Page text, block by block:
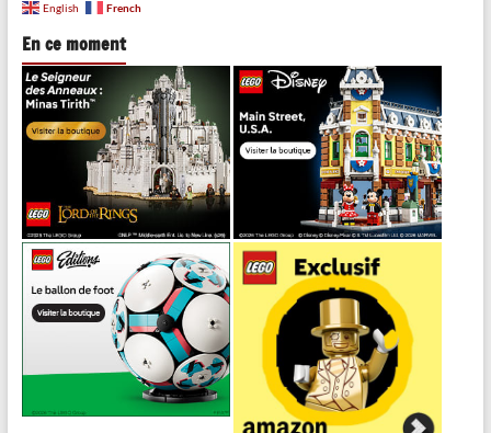
English French
En ce moment